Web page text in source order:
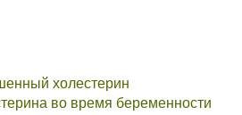
холестерин
во время беременности